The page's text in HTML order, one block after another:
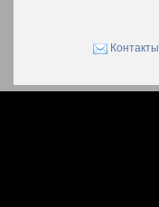
Контакты